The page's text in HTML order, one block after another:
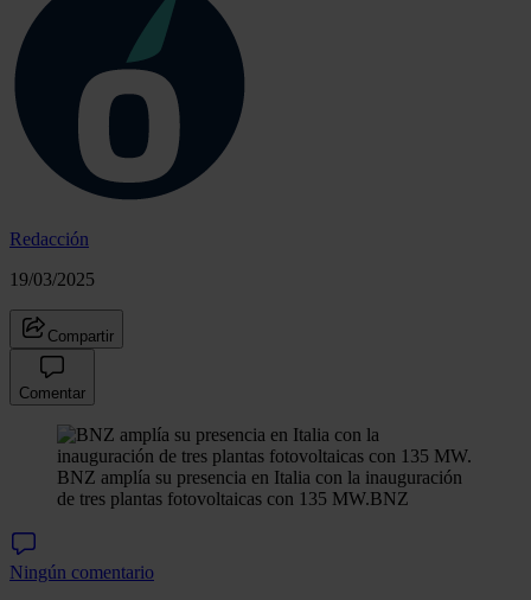
Redacción
19/03/2025
Compartir
Comentar
BNZ amplía su presencia en Italia con la inauguración
de tres plantas fotovoltaicas con 135 MW.BNZ
Ningún comentario